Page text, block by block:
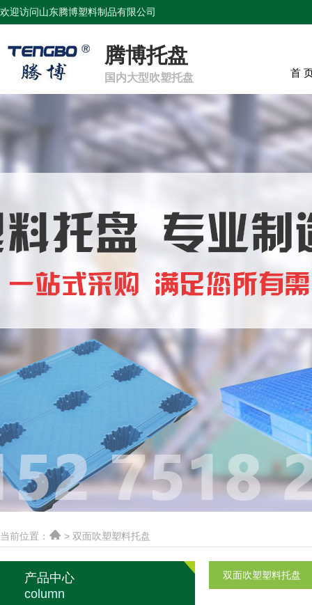
欢迎访问山东腾博塑料制品有限公司
腾博托盘
国内大型吹塑托盘 首
当前位置： > 双面吹塑塑料托盘
产品中心
column
双面吹塑塑料托盘